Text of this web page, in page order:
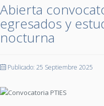
Abierta
egresados y
nocturna
Publicado: 25 Septiembre 2025